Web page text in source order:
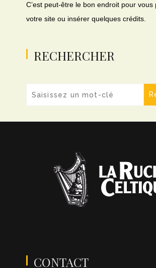
C’est peut-être le bon endroit pour vous
votre site ou insérer quelques crédits.
RECHERCHER
CONTACT